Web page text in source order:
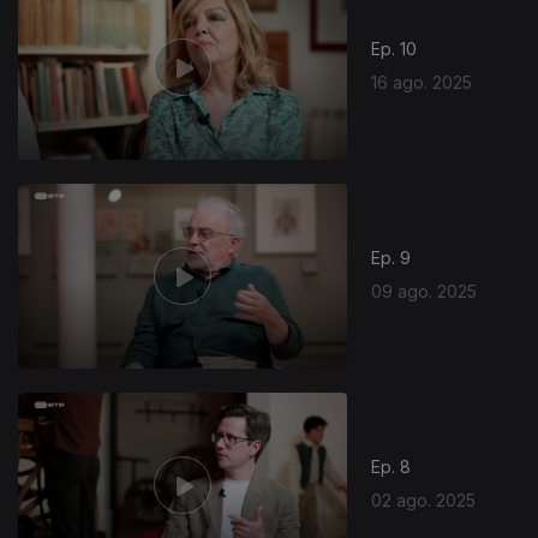
Ep. 10
16 ago. 2025
Ep. 9
09 ago. 2025
Ep. 8
02 ago. 2025